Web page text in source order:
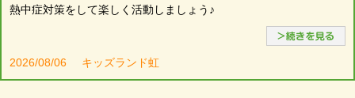
熱中症対策をして楽しく活動しましょう♪
2026/08/06 キッズランド虹